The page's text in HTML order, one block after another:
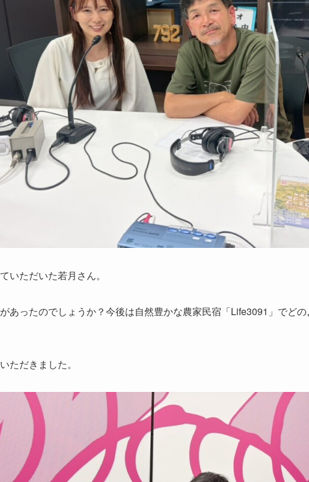
いただいた若月さん。
あったのでしょうか？今後は自然豊かな農家民宿「Life3091」でど
ただきました。